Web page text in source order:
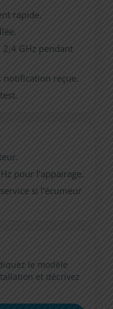
rapide.
2,4 GHz pendant
reçue.
pour l’appairage.
si l’écumeur
le modèle
et décrivez